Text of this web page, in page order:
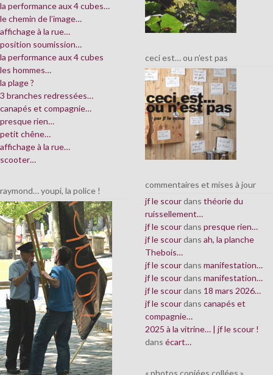
la performance aux 4 cubes…
le chemin de l’image…
affichage à la rue…
position soumission…
la performance aux 4 cubes
les hommes…
la plage ?
3 branches redressées…
canapés et compagnie…
presque rien…
petit chêne…
affichage à la rue…
scooter…
raymond… youpi, la police !
ceci est… ou n’est pas
commentaires et mises à jour
jf le scourdans théorie du
ruissellement…
jf le scourdans presque rien…
jf le scourdans ah, la planche
Thebois…
jf le scourdans manifestation…
jf le scourdans manifestation…
jf le scourdans 18 mars 2026…
jf le scourdans canapés et
compagnie…
2025 à la vitrine… | jf le scour !
dans écart…